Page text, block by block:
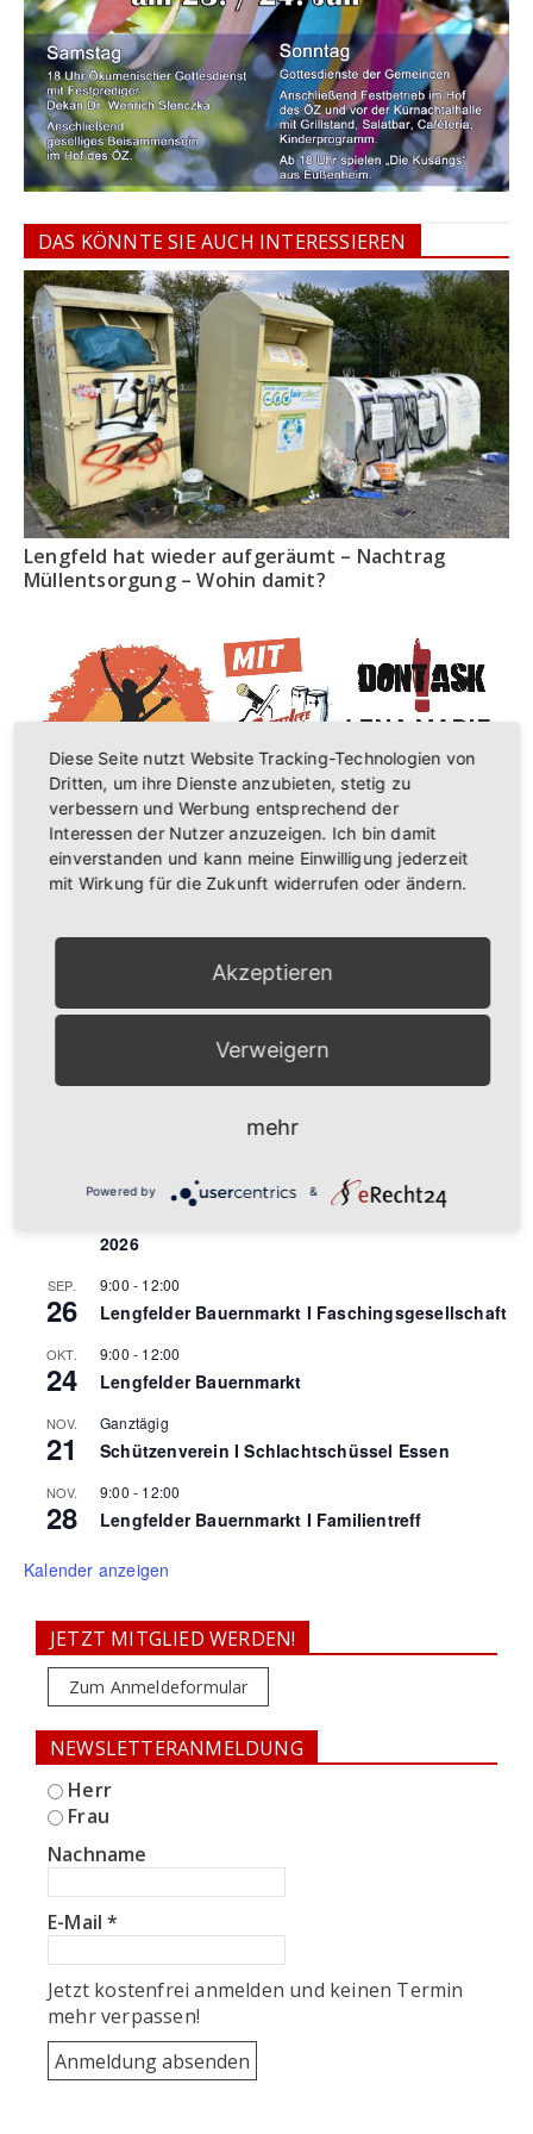
DAS KÖNNTE SIE AUCH INTERESSIEREN
Lengfeld hat wieder aufgeräumt – Nachtrag
Müllentsorgung – Wohin damit?
Anstehende Veranstaltungen
22
26 September-27 September
2026
SEP.
26
9:00 - 12:00
Lengfelder Bauernmarkt I Faschingsgesellschaft
OKT.
24
9:00 - 12:00
Lengfelder Bauernmarkt
NOV.
21
Ganztägig
Schützenverein I Schlachtschüssel Essen
NOV.
28
9:00 - 12:00
Lengfelder Bauernmarkt I Familientreff
Kalender anzeigen
JETZT MITGLIED WERDEN!
Zum Anmeldeformular
NEWSLETTERANMELDUNG
Herr
Frau
Nachname
E-Mail*
Jetzt kostenfrei anmelden und keinen Termin
mehr verpassen!
Diese Seite nutzt Website Tracking-Technologien von
Dritten, um ihre Dienste anzubieten, stetig zu
verbessern und Werbung entsprechend der
Interessen der Nutzer anzuzeigen. Ich bin damit
einverstanden und kann meine Einwilligung jederzeit
mit Wirkung für die Zukunft widerrufen oder ändern.
Akzeptieren
Verweigern
mehr
Powered by &